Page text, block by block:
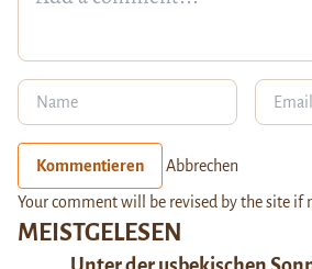
MEISTGELESEN
Kommentieren Abbrechen
Your comment will be revised by the site if